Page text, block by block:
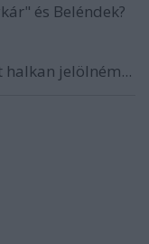
és Beléndek?
jelölném...